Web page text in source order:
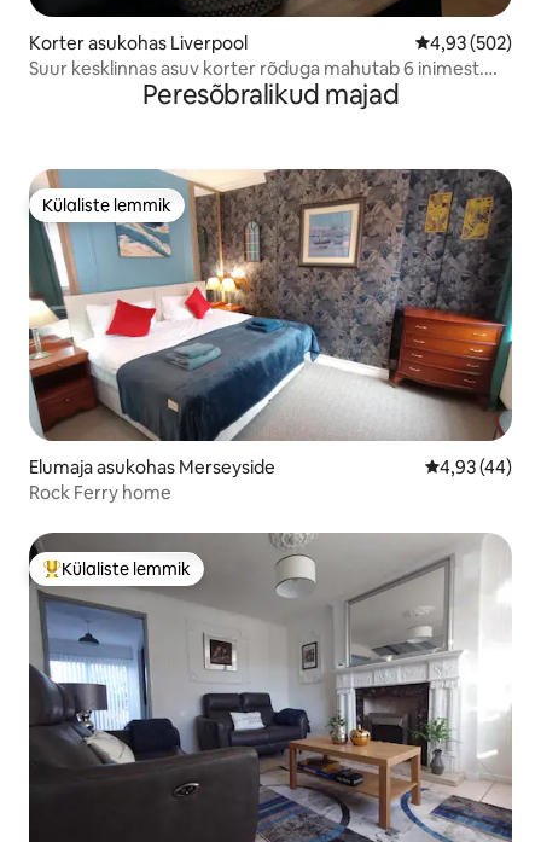
Korter asukohas Liverpool Keskmine
4,93 (502)
Suur kesklinnas asuv korter rõduga mahutab 6 inimest.
Peresõbralikud majad
Külaliste lemmik
Külaliste lemmik
Elumaja asukohas Merseyside Keskmine
4,93 (44)
Rock Ferry home
Külaliste suur lemmik
Külaliste lemmik